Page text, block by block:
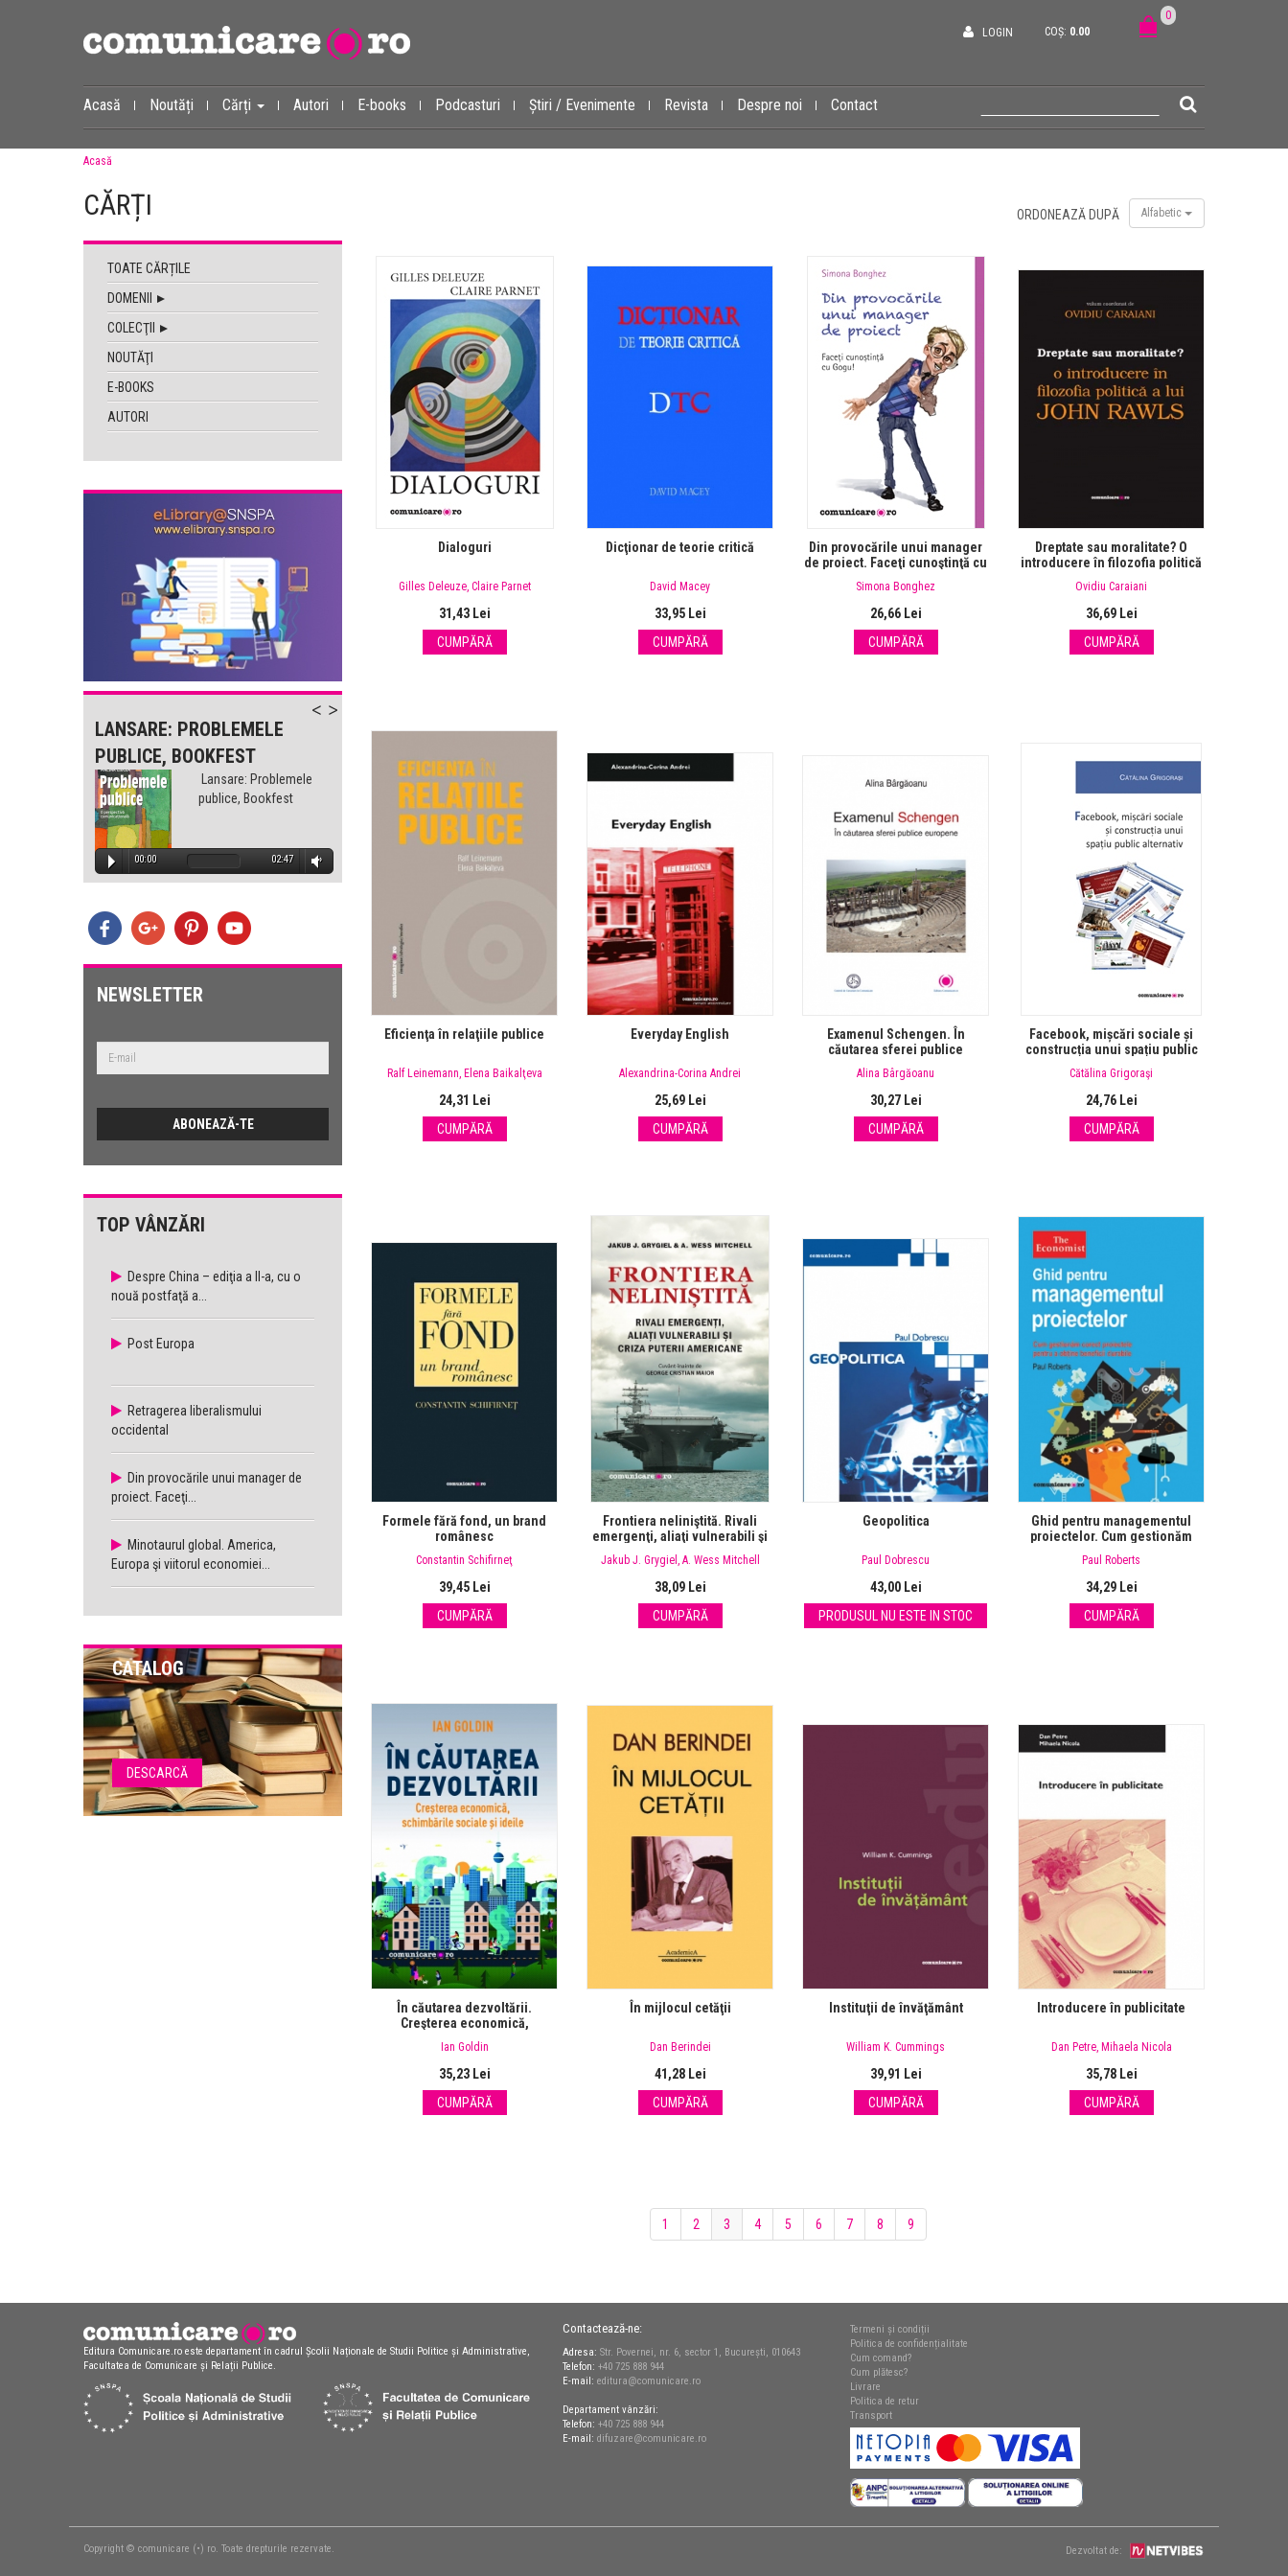
LOGIN COȘ: 0.00
0
Acasă Noutăți Cărți Autori E-books Podcasturi Știri / Evenimente Revista Despre noi Contact
Acasă
CĂRȚI Alfabetic
ORDONEAZĂ DUPĂ
TOATE CĂRȚILE
DOMENII
COLECŢII
NOUTĂŢI
E-BOOKS
AUTORI
LANSARE: PROBLEMELE
PUBLICE, BOOKFEST
Lansare: Problemele
publice, Bookfest
00:00 02:47
LANSARE: PROBLEMELE
PUBLICE, BOOKFEST
Lansare: Problemele
publice, Bookfest
LANSARE BOOKFEST
Lansare: Problemele
00:00 01:32
NEWSLETTER
TOP VÂNZĂRI
Despre China – ediţia a II-a, cu o
nouă postfaţă a...
Post Europa
Retragerea liberalismului
occidental
Din provocările unui manager de
proiect. Faceţi...
Minotaurul global. America,
Europa şi viitorul economiei...
CATALOG
DESCARCĂ
Dialoguri
Gilles Deleuze, Claire Parnet
31,43 Lei
CUMPĂRĂ
Dicţionar de teorie critică
David Macey
33,95 Lei
CUMPĂRĂ
Din provocările unui manager
de proiect. Faceţi cunoştinţă cu
Simona Bonghez
26,66 Lei
CUMPĂRĂ
Dreptate sau moralitate? O
introducere în filozofia politică
a lui John Rawls
Ovidiu Caraiani
36,69 Lei
CUMPĂRĂ
Eficienţa în relaţiile publice
Ralf Leinemann, Elena Baikalţeva
24,31 Lei
CUMPĂRĂ
Everyday English
Alexandrina-Corina Andrei
25,69 Lei
CUMPĂRĂ
Examenul Schengen. În
căutarea sferei publice
europene
Alina Bârgăoanu
30,27 Lei
CUMPĂRĂ
Facebook, mișcări sociale și
construcția unui spațiu public
alternativ
Cătălina Grigoraşi
24,76 Lei
CUMPĂRĂ
Formele fără fond, un brand
românesc
Constantin Schifirneţ
39,45 Lei
CUMPĂRĂ
Frontiera neliniştită. Rivali
emergenţi, aliaţi vulnerabili şi
criza puterii americane
Jakub J. Grygiel , A. Wess Mitchell
38,09 Lei
CUMPĂRĂ
Geopolitica
Paul Dobrescu
43,00 Lei
PRODUSUL NU ESTE IN STOC
Ghid pentru managementul
proiectelor. Cum gestionăm
corect proiectele pentru a
obţine beneficii durabile
Paul Roberts
34,29 Lei
CUMPĂRĂ
În căutarea dezvoltării.
Creşterea economică,
schimbările sociale şi ideile
Ian Goldin
35,23 Lei
CUMPĂRĂ
În mijlocul cetăţii
Dan Berindei
41,28 Lei
CUMPĂRĂ
Instituţii de învăţământ
William K. Cummings
39,91 Lei
CUMPĂRĂ
Introducere în publicitate
Dan Petre, Mihaela Nicola
35,78 Lei
CUMPĂRĂ
1 2 3 4 5 6 7 8 9
Editura Comunicare.ro este departament în cadrul Școlii Naționale de Studii Politice și Administrative,
Facultatea de Comunicare și Relații Publice.
Contactează-ne:
Adresa: Str. Povernei, nr. 6, sector 1, București, 010643
Telefon: +40 725 888 944
E-mail: editura@comunicare.ro
Departament vânzări:
Telefon: +40 725 888 944
E-mail: difuzare@comunicare.ro
Termeni și condiții
Politica de confidențialitate
Cum comand?
Cum plătesc?
Livrare
Politica de retur
Transport
Copyright © comunicare (•) ro. Toate drepturile rezervate. Dezvoltat de: